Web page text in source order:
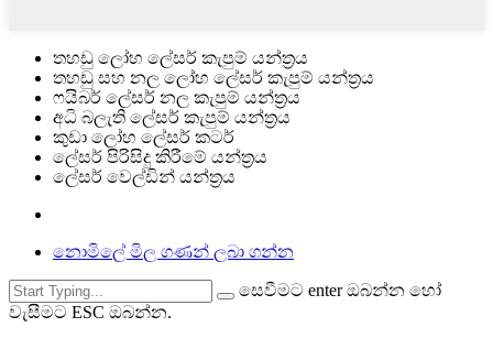
තහඩු ලෝහ ලේසර් කැපුම් යන්ත්‍රය
තහඩු සහ නල ලෝහ ලේසර් කැපුම් යන්ත්‍රය
ෆයිබර් ලේසර් නල කැපුම් යන්ත්‍රය
අධි බලැති ලේසර් කැපුම් යන්ත්‍රය
කුඩා ලෝහ ලේසර් කටර්
ලේසර් පිරිසිදු කිරීමේ යන්ත්‍රය
ලේසර් වෙල්ඩින් යන්ත්‍රය
නොමිලේ මිල ගණන් ලබා ගන්න
සෙවීමට enter ඔබන්න හෝ
වැසීමට ESC ඔබන්න.